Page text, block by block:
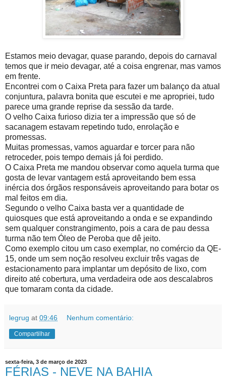
Estamos meio devagar, quase parando, depois do carnaval
temos que ir meio devagar, até a coisa engrenar, mas vamos
em frente.
Encontrei com o Caixa Preta para fazer um balanço da atual
conjuntura, palavra bonita que escutei e me apropriei, tudo
parece uma grande reprise da sessão da tarde.
O velho Caixa furioso dizia ter a impressão que só de
sacanagem estavam repetindo tudo, enrolação e
promessas.
Muitas promessas, vamos aguardar e torcer para não
retroceder, pois tempo demais já foi perdido.
O Caixa Preta me mandou observar como aquela turma que
gosta de levar vantagem está aproveitando bem essa
inércia dos órgãos responsáveis aproveitando para botar os
mal feitos em dia.
Segundo o velho Caixa basta ver a quantidade de
quiosques que está aproveitando a onda e se expandindo
sem qualquer constrangimento, pois a cara de pau dessa
turma não tem Óleo de Peroba que dê jeito.
Como exemplo citou um caso exemplar, no comércio da QE-
15, onde um sem noção resolveu excluir três vagas de
estacionamento para implantar um depósito de lixo, com
direito até cobertura, uma verdadeira ode aos descalabros
que tomaram conta da cidade.
legrug at 09:46 Nenhum comentário:
Compartilhar
sexta-feira, 3 de março de 2023
FÉRIAS - NEVE NA BAHIA